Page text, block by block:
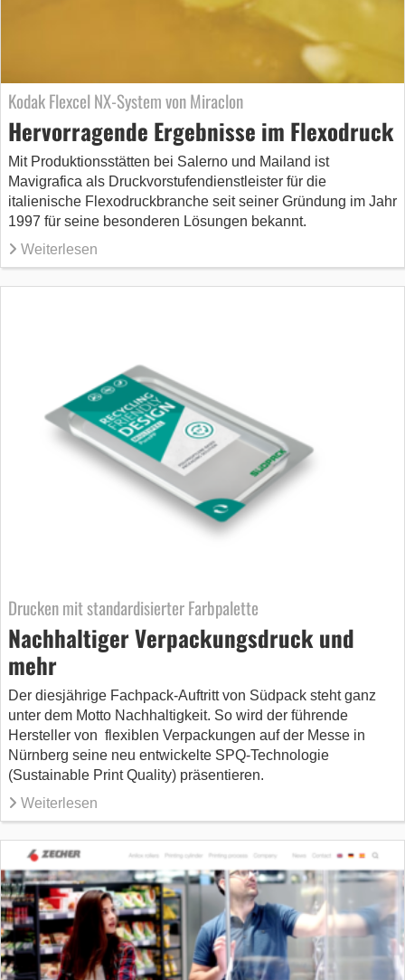
Kodak Flexcel NX-System von Miraclon
Hervorragende Ergebnisse im Flexodruck
Mit Produktionsstätten bei Salerno und Mailand ist
Mavigrafica als Druckvorstufendienstleister für die
italienische Flexodruckbranche seit seiner Gründung im Jahr
1997 für seine besonderen Lösungen bekannt.
Weiterlesen
Drucken mit standardisierter Farbpalette
Nachhaltiger Verpackungsdruck und
mehr
Der diesjährige Fachpack-Auftritt von Südpack steht ganz
unter dem Motto Nachhaltigkeit. So wird der führende
Hersteller von flexiblen Verpackungen auf der Messe in
Nürnberg seine neu entwickelte SPQ-Technologie
(Sustainable Print Quality) präsentieren.
Weiterlesen